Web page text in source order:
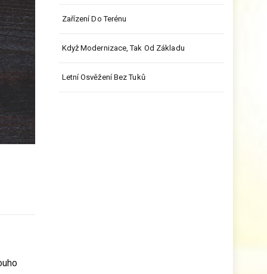
Zařízení Do Terénu
Když Modernizace, Tak Od Základu
Letní Osvěžení Bez Tuků